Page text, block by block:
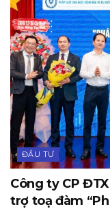
ĐẦU TƯ
Công ty CP
trợ toạ đàm